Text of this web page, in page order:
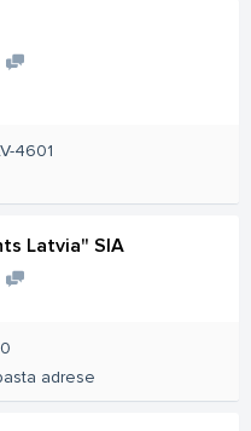
4601
Latvia" SIA
adrese